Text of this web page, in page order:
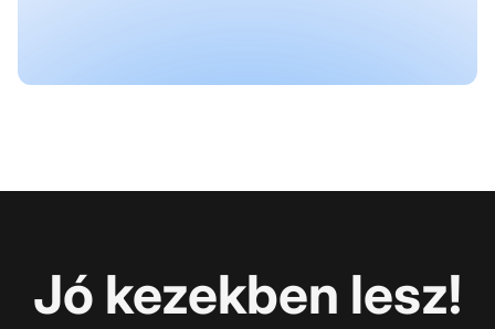
Jó kezekben lesz!